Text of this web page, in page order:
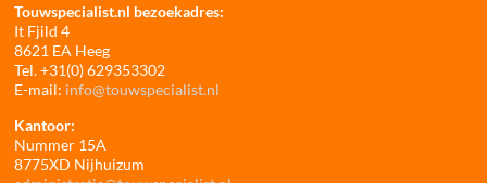
Touwspecialist.nl bezoekadres:
It Fjild 4
8621 EA Heeg
Tel. +31(0) 629353302
E-mail: info@touwspecialist.nl
Kantoor:
Nummer 15A
8775XD Nijhuizum